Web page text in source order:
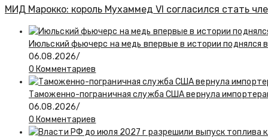
МИД Марокко: король Мухаммед VI согласился стать
Июльский фьючерс на медь впервые в истории поднялся
06.08.2026/
0 Комментариев
Таможенно-пограничная служба США вернула
06.08.2026/
0 Комментариев